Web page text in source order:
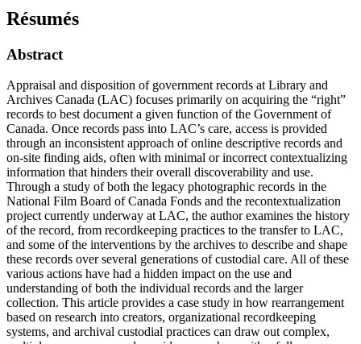
Résumés
Abstract
Appraisal and disposition of government records at Library and
Archives Canada (LAC) focuses primarily on acquiring the “right”
records to best document a given function of the Government of
Canada. Once records pass into LAC’s care, access is provided
through an inconsistent approach of online descriptive records and
on-site finding aids, often with minimal or incorrect contextualizing
information that hinders their overall discoverability and use.
Through a study of both the legacy photographic records in the
National Film Board of Canada Fonds and the recontextualization
project currently underway at LAC, the author examines the history
of the record, from recordkeeping practices to the transfer to LAC,
and some of the interventions by the archives to describe and shape
these records over several generations of custodial care. All of these
various actions have had a hidden impact on the use and
understanding of both the individual records and the larger
collection. This article provides a case study in how rearrangement
based on research into creators, organizational recordkeeping
systems, and archival custodial practices can draw out complex,